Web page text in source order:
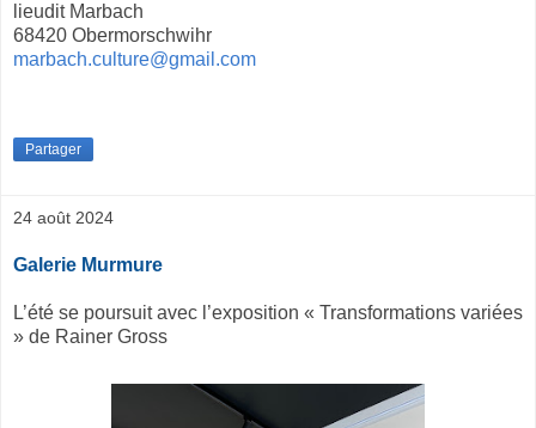
lieudit Marbach
68420 Obermorschwihr
marbach.culture@gmail.com
Partager
24 août 2024
Galerie Murmure
L’été se poursuit avec l’exposition « Transformations variées
» de Rainer Gross